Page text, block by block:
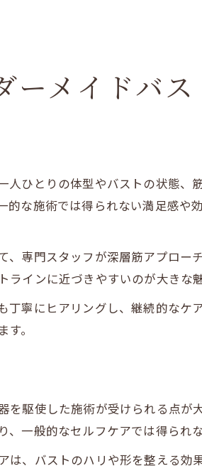
ーメイドバ
ひとりの体型やバストの状態、
な施術では得られない満足感や
専門スタッフが深層筋アプロー
ラインに近づきやすいのが大きな
寧にヒアリングし、継続的なケ
。
駆使した施術が受けられる点が
一般的なセルフケアでは得られ
、バストのハリや形を整える効